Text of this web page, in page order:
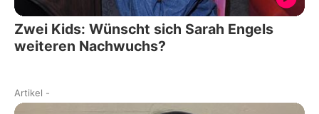
Zwei Kids: Wünscht sich Sarah Engels
weiteren Nachwuchs?
Artikel -